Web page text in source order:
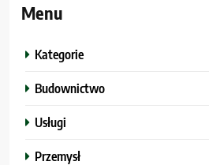
Menu
Kategorie
Budownictwo
Usługi
Przemysł